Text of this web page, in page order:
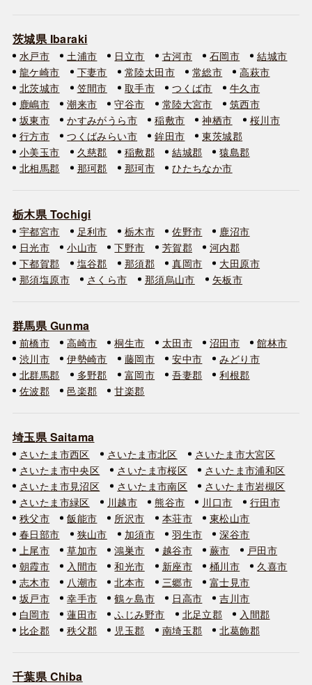
茨城県 Ibaraki
水戸市 土浦市 日立市 古河市 石岡市
結城市
龍ケ崎市
下妻市 常陸太田市 常総市
高萩市
北茨城市
笠間市 取手市 つくば市
牛久市
鹿嶋市
潮来市 守谷市 常陸大宮市
筑西市
坂東市
かすみがうら市 稲敷市 神栖市
桜川市
行方市
つくばみらい市 鉾田市
東茨城郡
小美玉市
久慈郡 稲敷郡 結城郡
猿島郡
北相馬郡
那珂郡 那珂市 ひたちなか市
栃木県 Tochigi
宇都宮市 足利市 栃木市 佐野市
鹿沼市
日光市
小山市 下野市 芳賀郡
河内郡
下都賀郡
塩谷郡 那須郡 真岡市
大田原市
那須塩原市
さくら市 那須烏山市 矢板市
群馬県 Gunma
前橋市 高崎市 桐生市 太田市 沼田市
館林市
渋川市
伊勢崎市 藤岡市 安中市
みどり市
北群馬郡
多野郡 富岡市 吾妻郡
利根郡
佐波郡
邑楽郡 甘楽郡
埼玉県 Saitama
さいたま市西区 さいたま市北区
さいたま市大宮区
さいたま市中央区
さいたま市桜区
さいたま市浦和区
さいたま市見沼区
さいたま市南区
さいたま市岩槻区
さいたま市緑区
川越市 熊谷市 川口市
行田市
秩父市
飯能市 所沢市 本荘市
東松山市
春日部市
狭山市 加須市 羽生市
深谷市
上尾市
草加市 鴻巣市 越谷市 蕨市
戸田市
朝霞市
入間市 和光市 新座市 桶川市
久喜市
志木市
八潮市 北本市 三郷市
富士見市
坂戸市
幸手市 鶴ヶ島市 日高市
吉川市
白岡市
蓮田市 ふじみ野市 北足立郡
入間郡
比企郡
秩父郡 児玉郡 南埼玉郡 北葛飾郡
千葉県 Chiba